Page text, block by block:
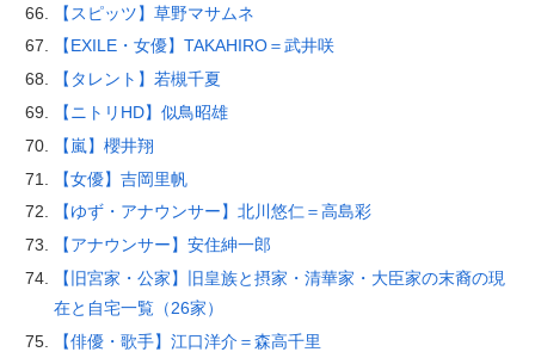
【スピッツ】草野マサムネ
【EXILE・女優】TAKAHIRO＝武井咲
【タレント】若槻千夏
【ニトリHD】似鳥昭雄
【嵐】櫻井翔
【女優】吉岡里帆
【ゆず・アナウンサー】北川悠仁＝高島彩
【アナウンサー】安住紳一郎
【旧宮家・公家】旧皇族と摂家・清華家・大臣家の末裔の現
在と自宅一覧（26家）
【俳優・歌手】江口洋介＝森高千里